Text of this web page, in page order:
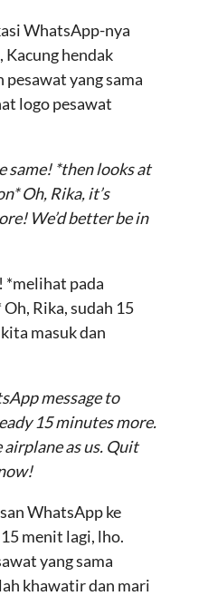
WhatsApp-nya
Kacung hendak
yang sama
logo pesawat
same! *then looks at
Oh, Rika, it’s
We’d better be in
*melihat pada
Rika, sudah 15
masuk dan
message to
15 minutes more.
airplane as us. Quit
WhatsApp ke
menit lagi, lho.
yang sama
khawatir dan mari